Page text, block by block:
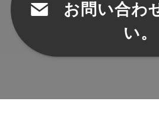
お問い合わ
い。